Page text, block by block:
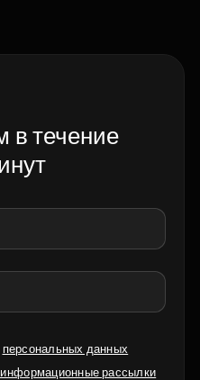
в течение
персональных данных
рассылки